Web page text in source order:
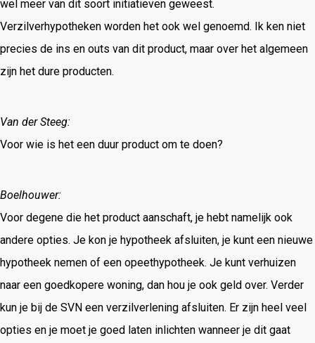
wel meer van dit soort initiatieven geweest.
Verzilverhypotheken worden het ook wel genoemd. Ik ken niet
precies de ins en outs van dit product, maar over het algemeen
zijn het dure producten.
Van der Steeg:
Voor wie is het een duur product om te doen?
Boelhouwer:
Voor degene die het product aanschaft, je hebt namelijk ook
andere opties. Je kon je hypotheek afsluiten, je kunt een nieuwe
hypotheek nemen of een opeethypotheek. Je kunt verhuizen
naar een goedkopere woning, dan hou je ook geld over. Verder
kun je bij de SVN een verzilverlening afsluiten. Er zijn heel veel
opties en je moet je goed laten inlichten wanneer je dit gaat